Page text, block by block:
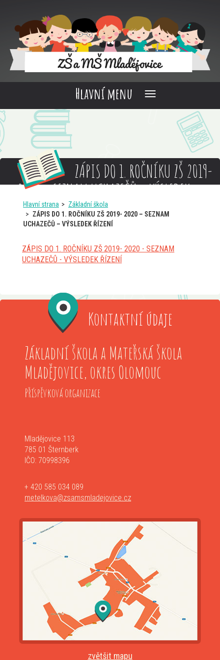
Hlavní menu
ZÁPIS DO 1. ROČNÍKU ZŠ 2019-
2020 – SEZNAM UCHAZEČŮ – VÝSLEDEK
ŘÍZENÍ
Hlavní strana
Základní škola
ZÁPIS DO 1. ROČNÍKU ZŠ 2019- 2020 – SEZNAM
UCHAZEČŮ – VÝSLEDEK ŘÍZENÍ
ZÁPIS DO 1. ROČNÍKU ZŠ 2019- 2020 - SEZNAM
UCHAZEČŮ - VÝSLEDEK ŘÍZENÍ
Kontaktní údaje
Základní škola a Mateřská škola
Mladějovice, okres Olomouc
Příspěvková organizace
Mladějovice 113
785 01 Šternberk
IČO: 70998396
+ 420 585 034 089
metelkova@zsamsmladejovice.cz
zvětšit mapu